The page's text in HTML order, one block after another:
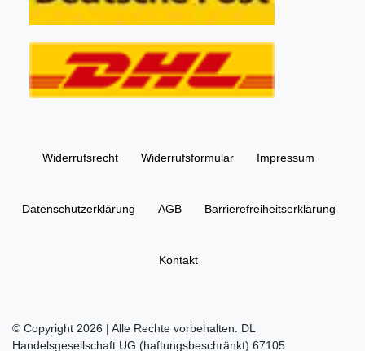
Widerrufs­recht Widerrufs­formular Impressum
Daten­schutz­erklärung AGB Barrierefreiheitserklärung
Kontakt
© Copyright 2026 | Alle Rechte vorbehalten. DL
Handelsgesellschaft UG (haftungsbeschränkt) 67105